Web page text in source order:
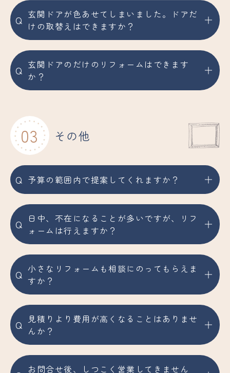
Q 玄関ドアが色あせてしまいました。ドアだ
けの取替えはできますか？
Q 玄関ドアのだけのリフォームはできます
か？
03 その他
Q 予算の範囲内で提案してくれますか？
Q 日中、不在になることが多いですが、リフ
ォームは行えますか？
Q 小さなリフォームも相談にのってもらえま
すか？
Q 見積りより費用が高くなることはありませ
んか？
お問合せ後、しつこく営業してきません